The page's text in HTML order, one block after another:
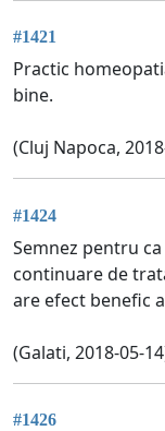
#1421
Practic
bine.
(Cluj Napoca,
#1424
Semnez pentru
continuare de
are efect benefic
(Galati, 2018-05-
#1426